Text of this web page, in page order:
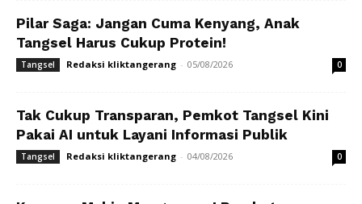
Pilar Saga: Jangan Cuma Kenyang, Anak
Tangsel Harus Cukup Protein!
Tangsel Redaksi kliktangerang - 05/08/2026 0
Tak Cukup Transparan, Pemkot Tangsel Kini
Pakai AI untuk Layani Informasi Publik
Tangsel Redaksi kliktangerang - 04/08/2026 0